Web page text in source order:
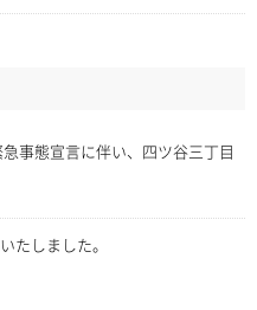
事態宣言に伴い、四ツ谷三丁目
たしました。